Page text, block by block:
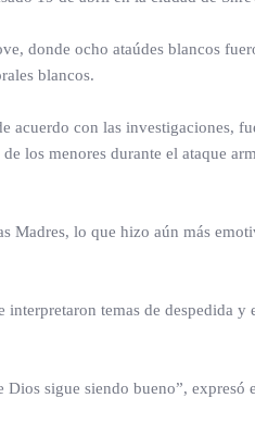
donde ocho ataúdes blancos
blancos.
acuerdo con las investigaciones,
los menores durante el ataque
Madres, lo que hizo aún más
temas de despedida
Dios sigue siendo bueno”,